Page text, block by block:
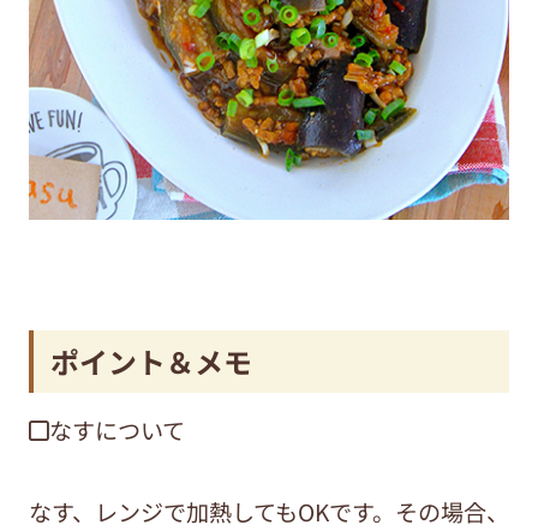
ポイント＆メモ
◼︎なすについて
なす、レンジで加熱してもOKです。その場合、